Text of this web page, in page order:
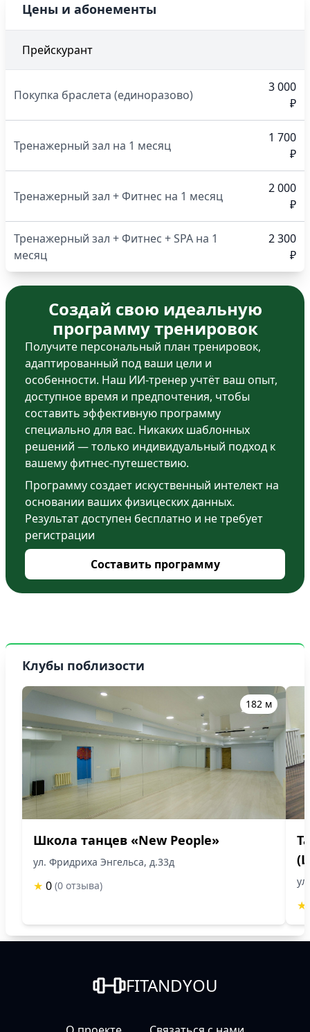
Цены и абонементы
Прейскурант
Покупка браслета (единоразово)
3 000
₽
Тренажерный зал на 1 месяц
1 700
₽
Тренажерный зал + Фитнес на 1 месяц
2 000
₽
Тренажерный зал + Фитнес + SPA на 1
месяц
2 300
₽
Создай свою идеальную
программу тренировок
Получите персональный план тренировок,
адаптированный под ваши цели и
особенности. Наш ИИ-тренер учтёт ваш опыт,
доступное время и предпочтения, чтобы
составить эффективную программу
специально для вас. Никаких шаблонных
решений — только индивидуальный подход к
вашему фитнес-путешествию.
Программу создает искуственный интелект на
основании ваших физицеских данных.
Результат доступен бесплатно и не требует
регистрации
Составить программу
Клубы поблизости
182 м
Школа танцев «New People»
ул. Фридриха Энгельса, д.33д
★ 0 (0 отзыва)
★
FITANDYOU